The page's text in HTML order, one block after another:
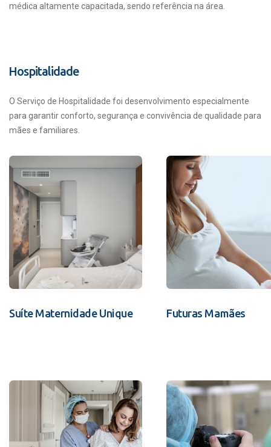
médica altamente capacitada, sendo referência na área.
Hospitalidade
O Serviço de Hospitalidade foi desenvolvimento especialmente
para garantir conforto, segurança e convivência de qualidade para
mães e familiares.
Suíte Maternidade Unique Futuras Mamães